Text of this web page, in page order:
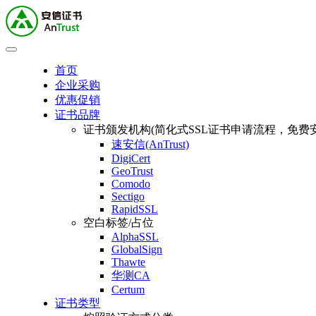
首页
企业采购
优惠促销
证书品牌
证书颁发机构(简化式SSL证书申请流程，免费
速安信(AnTrust)
DigiCert
GeoTrust
Comodo
Sectigo
RapidSSL
空白标签/占位
AlphaSSL
GlobalSign
Thawte
华测CA
Certum
证书类型